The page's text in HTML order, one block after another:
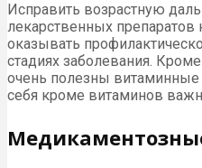
Исправить возрастную
лекарственных
оказывать
стадиях заболевания.
очень полезны
себя кроме витаминов